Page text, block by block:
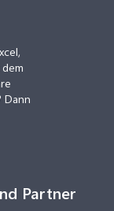
Dann
Partner